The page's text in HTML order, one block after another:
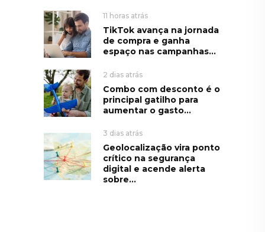
11 horas atrás
TikTok avança na jornada
de compra e ganha
espaço nas campanhas...
2 dias atrás
Combo com desconto é o
principal gatilho para
aumentar o gasto...
3 dias atrás
Geolocalização vira ponto
crítico na segurança
digital e acende alerta
sobre...